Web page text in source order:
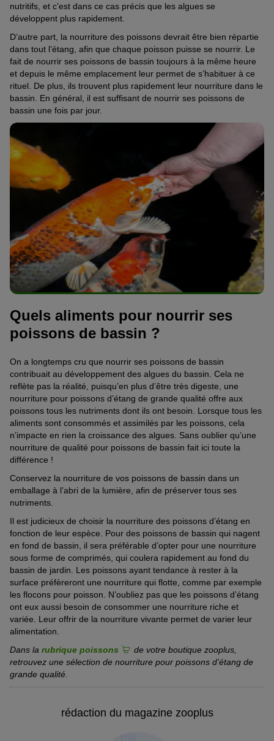
nutritifs, et c’est dans ce cas précis que les algues se
développent plus rapidement.
D’autre part, la nourriture des poissons devrait être bien répartie
dans tout l’étang, afin que chaque poisson puisse se nourrir. Le
fait de nourrir ses poissons de bassin toujours à la même heure
et depuis le même emplacement leur permet de s’habituer à ce
rituel. De plus, ils trouvent plus rapidement leur nourriture dans le
bassin. En général, il est suffisant de nourrir ses poissons de
bassin une fois par jour.
Quels aliments pour nourrir ses
poissons de bassin ?
On a longtemps cru que nourrir ses poissons de bassin
contribuait au développement des algues du bassin. Cela ne
reflète pas la réalité, puisqu’en plus d’être très digeste, une
nourriture pour poissons d’étang de grande qualité offre aux
poissons tous les nutriments dont ils ont besoin. Lorsque tous les
aliments sont consommés et assimilés par les poissons, cela
n’impacte en rien la croissance des algues. Sans oublier qu’une
nourriture de qualité pour poissons de bassin fait ici toute la
différence !
Conservez la nourriture de vos poissons de bassin dans un
emballage à l’abri de la lumière, afin de préserver tous ses
nutriments.
Il est judicieux de choisir la nourriture des poissons d’étang en
fonction de leur espèce. Pour des poissons de bassin qui nagent
en fond de bassin, il sera préférable d’opter pour une nourriture
sous forme de comprimés, qui coulera rapidement au fond du
bassin de jardin. Les poissons ayant tendance à rester à la
surface préfèreront une nourriture qui flotte, comme par exemple
les flocons pour poisson. N’oubliez pas que les poissons d’étang
ont eux aussi besoin de consommer une nourriture riche et
variée. Leur offrir de la nourriture vivante permet de varier leur
alimentation.
Dans la rubrique poissons
de votre boutique zooplus,
retrouvez une sélection de nourriture pour poissons d’étang de
grande qualité.
rédaction du magazine zooplus